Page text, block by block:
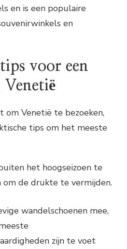
en is een populaire
en
voor een
Venetië
om Venetië te bezoeken,
tips om het meeste
het hoogseizoen te
om de drukte te vermijden.
wandelschoenen mee,
zijn te voet